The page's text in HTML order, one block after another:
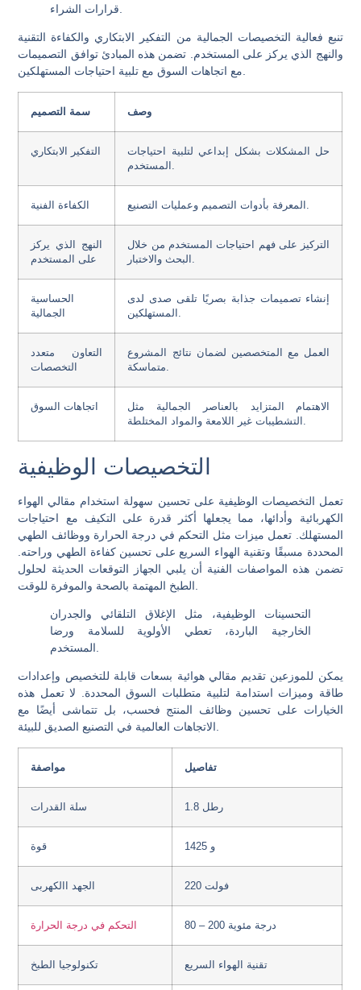
تنبع فعالية التخصيصات الجمالية من التفكير الابتكاري والكفاءة التقنية
والنهج الذي يركز على المستخدم. تضمن هذه المبادئ توافق التصميمات
مع اتجاهات السوق مع تلبية احتياجات المستهلكين.
سمة التصميم وصف
التفكير الابتكاري
حل المشكلات بشكل إبداعي لتلبية احتياجات
الكفاءة الفنية
النهج الذي يركز
على المستخدم
التركيز على فهم احتياجات المستخدم من خلال
الحساسية
الجمالية
إنشاء تصميمات جذابة بصريًا تلقى صدى لدى
التعاون متعدد
التخصصات
العمل مع المتخصصين لضمان نتائج المشروع
اتجاهات السوق
الاهتمام المتزايد بالعناصر الجمالية مثل
التخصيصات الوظيفية
تعمل التخصيصات الوظيفية على تحسين سهولة استخدام مقالي الهواء
الكهربائية وأدائها، مما يجعلها أكثر قدرة على التكيف مع احتياجات
المستهلك. تعمل ميزات مثل التحكم في درجة الحرارة ووظائف الطهي
المحددة مسبقًا وتقنية الهواء السريع على تحسين كفاءة الطهي وراحته.
تضمن هذه المواصفات الفنية أن يلبي الجهاز التوقعات الحديثة لحلول
التحسينات الوظيفية، مثل الإغلاق التلقائي والجدران
الخارجية الباردة، تعطي الأولوية للسلامة ورضا
يمكن للموزعين تقديم مقالي هوائية بسعات قابلة للتخصيص وإعدادات
طاقة وميزات استدامة لتلبية متطلبات السوق المحددة. لا تعمل هذه
الخيارات على تحسين وظائف المنتج فحسب، بل تتماشى أيضًا مع
الاتجاهات العالمية في التصنيع الصديق للبيئة.
مواصفة تفاصيل
سلة القدرات 1.8 رطل
قوة 1425 و
الجهد االكهربى 220 فولت
التحكم في درجة الحرارة 80 – 200 درجة مئوية
تكنولوجيا الطبخ تقنية الهواء السريع